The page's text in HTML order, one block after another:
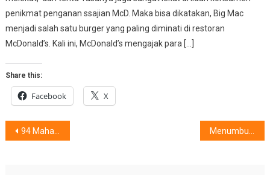
penikmat penganan ssajian McD. Maka bisa dikatakan, Big Mac
menjadi salah satu burger yang paling diminati di restoran
McDonald’s. Kali ini, McDonald’s mengajak para […]
Share this:
Facebook X
Post
94 Mahasiswa & Dosen Indonesia, Raih Beasiswa Uni Eropa